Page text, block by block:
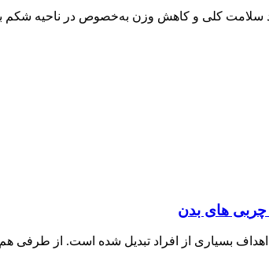
کلی و کاهش وزن به‌خصوص در ناحیه شکم به
های بدن
بسیاری از افراد تبدیل شده است. از طرفی